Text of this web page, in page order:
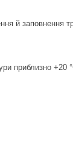
й заповнення
приблизно +20